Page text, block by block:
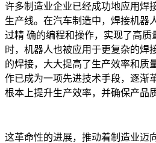
许多制造业企业已经成功地应用焊
生产线。在汽车制造中，焊接机器
过精 确的编程和操作，实现了高质
时，机器人也被应用于更复杂的焊
的焊接，大大提高了生产效率和质
作已成为一项先进技术手段，逐渐
根本上提升生产效率，并确保产品
这革命性的进展，推动着制造业迈